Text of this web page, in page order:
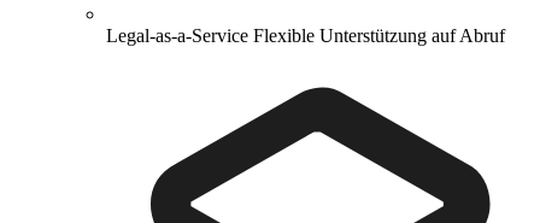
Legal-as-a-Service Flexible Unterstützung auf Abruf